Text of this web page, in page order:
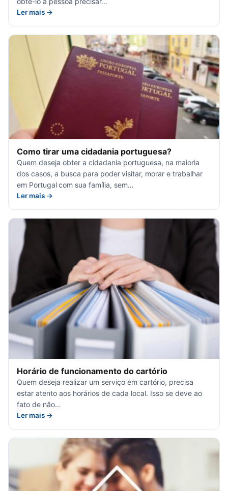
Ler mais →
Como tirar uma cidadania portuguesa?
Quem deseja obter a cidadania portuguesa, na maioria
dos casos, a busca para poder visitar, morar e trabalhar
em Portugal com sua família, sem…
Ler mais →
Horário de funcionamento do cartório
Quem deseja realizar um serviço em cartório, precisa
estar atento aos horários de cada local. Isso se deve ao
fato de não…
Ler mais →